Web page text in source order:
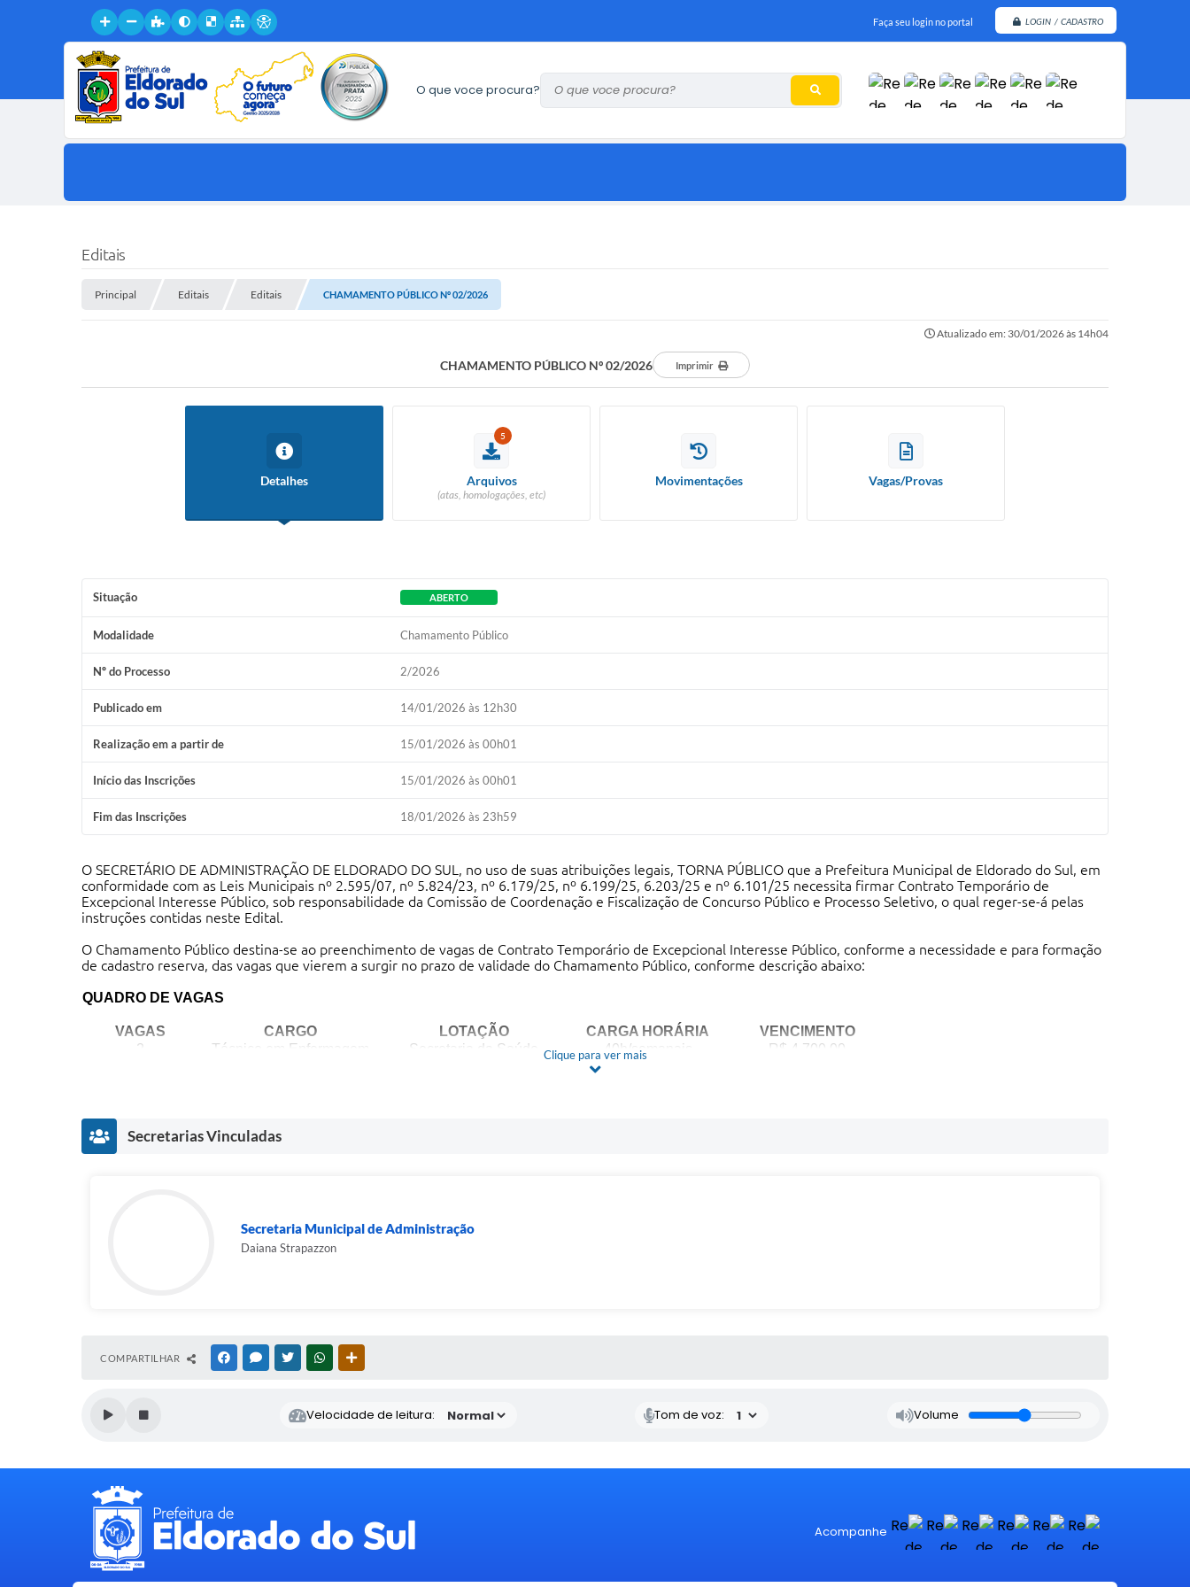
Faça seu login no portal LOGIN / CADASTRO
O que voce procura?
Editais
Principal Editais Editais CHAMAMENTO PÚBLICO Nº 02/2026
Atualizado em: 30/01/2026 às 14h04
CHAMAMENTO PÚBLICO Nº 02/2026 Imprimir
Detalhes
5
Arquivos
(atas, homologações, etc)
Movimentações Vagas/Provas
Situação ABERTO
Modalidade Chamamento Público
Nº do Processo 2/2026
Publicado em 14/01/2026 às 12h30
Realização em a partir de 15/01/2026 às 00h01
Início das Inscrições 15/01/2026 às 00h01
Fim das Inscrições 18/01/2026 às 23h59
O SECRETÁRIO DE ADMINISTRAÇÃO DE ELDORADO DO SUL, no uso de suas atribuições legais, TORNA PÚBLICO que a Prefeitura Municipal de Eldorado do Sul, em
conformidade com as Leis Municipais nº 2.595/07, nº 5.824/23, nº 6.179/25, nº 6.199/25, 6.203/25 e nº 6.101/25 necessita firmar Contrato Temporário de
Excepcional Interesse Público, sob responsabilidade da Comissão de Coordenação e Fiscalização de Concurso Público e Processo Seletivo, o qual reger-se-á pelas
instruções contidas neste Edital.
O Chamamento Público destina-se ao preenchimento de vagas de Contrato Temporário de Excepcional Interesse Público, conforme a necessidade e para formação
de cadastro reserva, das vagas que vierem a surgir no prazo de validade do Chamamento Público, conforme descrição abaixo:
QUADRO DE VAGAS
VAGAS CARGO LOTAÇÃO CARGA HORÁRIA
VENCIMENTO
2
Técnico em Enfermagem Secretaria da Saúde 40h/semanais
R$ 4.700,00
As inscrições deverão ser realizadas somente via Internet, através do link
15/01/2026
Clique para ver mais
Secretarias Vinculadas
Secretaria Municipal de Administração
Daiana Strapazzon
COMPARTILHAR FACEBOOKMESSENGER
TWITTERWHATSAPP
Velocidade de leitura: Tom de voz: Volume
Acompanhe